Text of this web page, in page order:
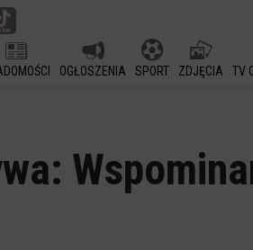
OGŁOSZENIA SPORT ZDJĘCIA TV